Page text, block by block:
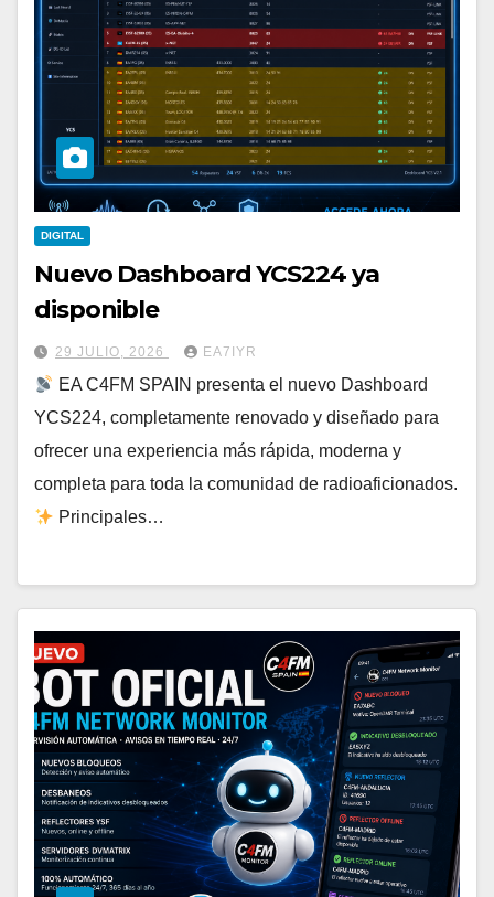
DIGITAL
Nuevo Dashboard YCS224 ya
disponible
29 JULIO, 2026 EA7IYR
EA C4FM SPAIN presenta el nuevo Dashboard
YCS224, completamente renovado y diseñado para
ofrecer una experiencia más rápida, moderna y
completa para toda la comunidad de radioaficionados.
Principales…